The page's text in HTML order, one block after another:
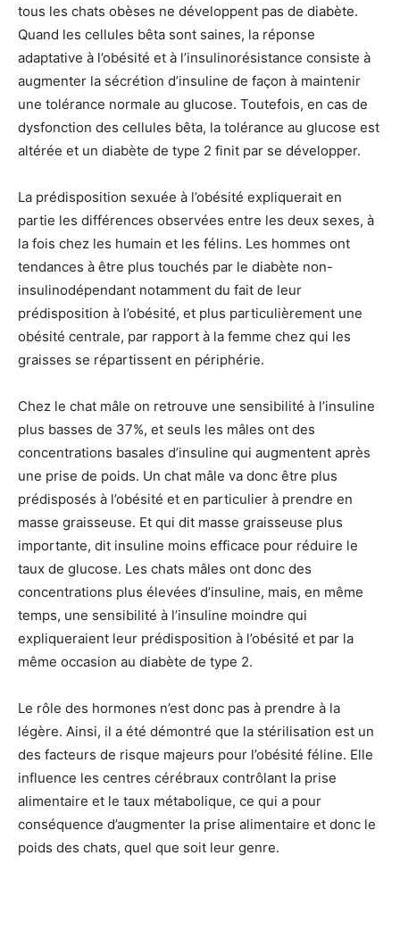
tous les chats obèses ne développent pas de diabète.
Quand les cellules bêta sont saines, la réponse
adaptative à l’obésité et à l’insulinorésistance consiste à
augmenter la sécrétion d’insuline de façon à maintenir
une tolérance normale au glucose. Toutefois, en cas de
dysfonction des cellules bêta, la tolérance au glucose est
altérée et un diabète de type 2 finit par se développer.
La prédisposition sexuée à l’obésité expliquerait en
partie les différences observées entre les deux sexes, à
la fois chez les humain et les félins. Les hommes ont
tendances à être plus touchés par le diabète non-
insulinodépendant notamment du fait de leur
prédisposition à l’obésité, et plus particulièrement une
obésité centrale, par rapport à la femme chez qui les
graisses se répartissent en périphérie.
Chez le chat mâle on retrouve une sensibilité à l’insuline
plus basses de 37%, et seuls les mâles ont des
concentrations basales d’insuline qui augmentent après
une prise de poids. Un chat mâle va donc être plus
prédisposés à l’obésité et en particulier à prendre en
masse graisseuse. Et qui dit masse graisseuse plus
importante, dit insuline moins efficace pour réduire le
taux de glucose. Les chats mâles ont donc des
concentrations plus élevées d’insuline, mais, en même
temps, une sensibilité à l’insuline moindre qui
expliqueraient leur prédisposition à l’obésité et par la
même occasion au diabète de type 2.
Le rôle des hormones n’est donc pas à prendre à la
légère. Ainsi, il a été démontré que la stérilisation est un
des facteurs de risque majeurs pour l’obésité féline. Elle
influence les centres cérébraux contrôlant la prise
alimentaire et le taux métabolique, ce qui a pour
conséquence d’augmenter la prise alimentaire et donc le
poids des chats, quel que soit leur genre.